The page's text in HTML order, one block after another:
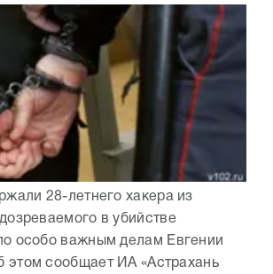
28-летнего хакера из
в убийстве
особо важным делам Евгении
сообщает ИА «Астрахань